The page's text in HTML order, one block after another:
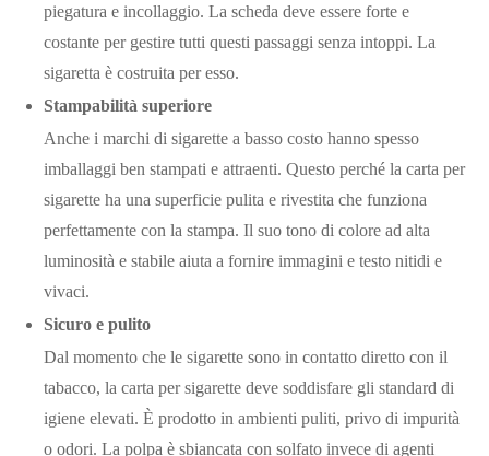
piegatura e incollaggio. La scheda deve essere forte e
costante per gestire tutti questi passaggi senza intoppi. La
sigaretta è costruita per esso.
Stampabilità superiore
Anche i marchi di sigarette a basso costo hanno spesso
imballaggi ben stampati e attraenti. Questo perché la carta per
sigarette ha una superficie pulita e rivestita che funziona
perfettamente con la stampa. Il suo tono di colore ad alta
luminosità e stabile aiuta a fornire immagini e testo nitidi e
vivaci.
Sicuro e pulito
Dal momento che le sigarette sono in contatto diretto con il
tabacco, la carta per sigarette deve soddisfare gli standard di
igiene elevati. È prodotto in ambienti puliti, privo di impurità
o odori. La polpa è sbiancata con solfato invece di agenti